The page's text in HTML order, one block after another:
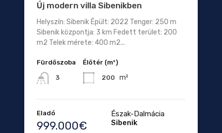
Új modern villa Sibenikben
Helyszín: Sibenik Épült: 2022 Tenger: 250 m
Sibenik központja: 3 km Fedett terület: 200
m2 Telek mérete: 400 m2...
Fürdőszoba
3
Élőtér (m²)
200 m²
Eladó
999.000€
Észak-Dalmácia
Sibenik